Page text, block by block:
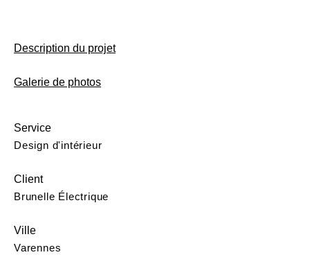
Description du projet
Galerie de photos
Service
Design d'intérieur
Client
Brunelle Électrique
Ville
Varennes